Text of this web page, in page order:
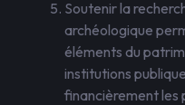
Soutenir la
archéologique
éléments du
institutions
financièrement